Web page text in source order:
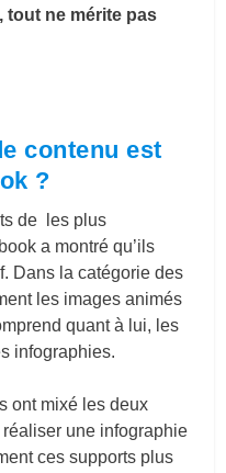
tout ne mérite pas
contenu est
?
de les plus
a montré qu’ils
Dans la catégorie des
les images animés
quant à lui, les
infographies.
ont mixé les deux
une infographie
ces supports plus